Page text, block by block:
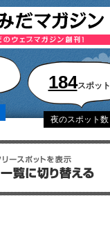
184スポット
夜のスポット数